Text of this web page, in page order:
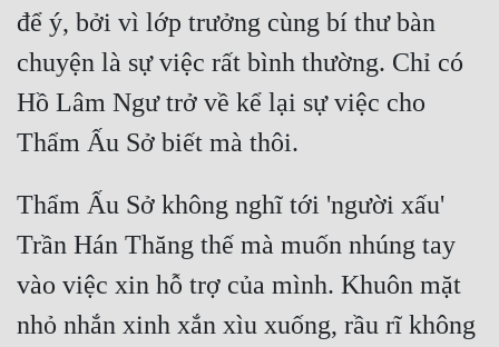
để ý, bởi vì lớp trưởng cùng bí thư bàn
chuyện là sự việc rất bình thường. Chỉ có
Hồ Lâm Ngư trở về kể lại sự việc cho
Thẩm Ấu Sở không nghĩ tới 'người xấu'
Trần Hán Thăng thế mà muốn nhúng tay
vào việc xin hỗ trợ của mình. Khuôn mặt
nhỏ nhắn xinh xắn xìu xuống, rầu rĩ không